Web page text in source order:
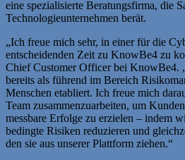
eine spezialisierte Beratungsfirma, die
Technologieunternehmen berät.
„Ich freue mich sehr, in einer für die
entscheidenden Zeit zu KnowBe4 zu
Chief Customer Officer bei KnowBe4.
bereits als führend im Bereich
Menschen etabliert. Ich freue mich
Team zusammenzuarbeiten, um
messbare Erfolge zu erzielen – indem
bedingte Risiken reduzieren und
den sie aus unserer Plattform ziehen.“